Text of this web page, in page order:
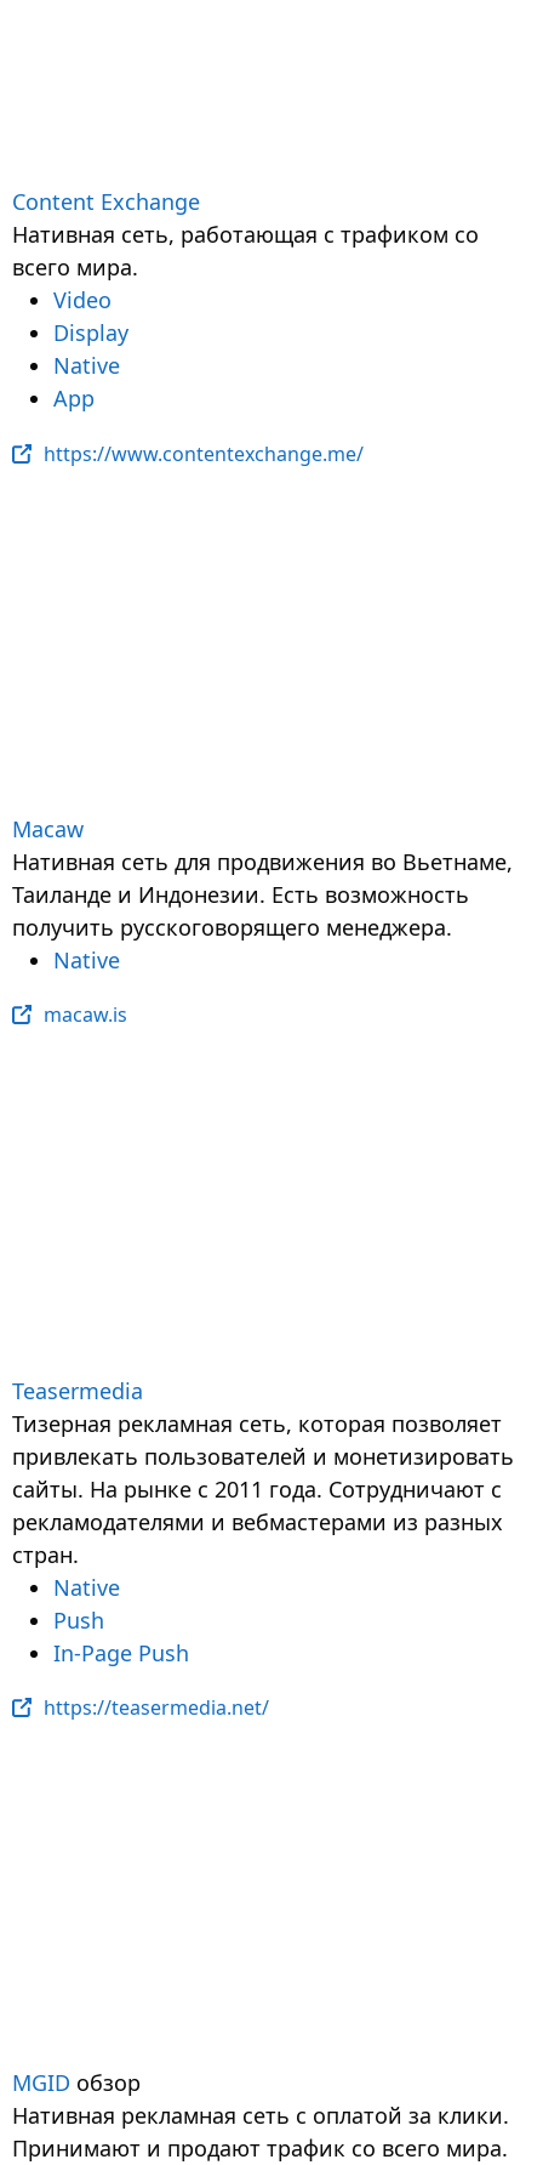
Content Exchange
Нативная сеть, работающая с трафиком со
всего мира.
Video
Display
Native
App
https://www.contentexchange.me/
Macaw
Нативная сеть для продвижения во Вьетнаме,
Таиланде и Индонезии. Есть возможность
получить русскоговорящего менеджера.
Native
macaw.is
Teasermedia
Тизерная рекламная сеть, которая позволяет
привлекать пользователей и монетизировать
сайты. На рынке с 2011 года. Сотрудничают с
рекламодателями и вебмастерами из разных
стран.
Native
Push
In-Page Push
https://teasermedia.net/
MGID обзор
Нативная рекламная сеть с оплатой за клики.
Принимают и продают трафик со всего мира.